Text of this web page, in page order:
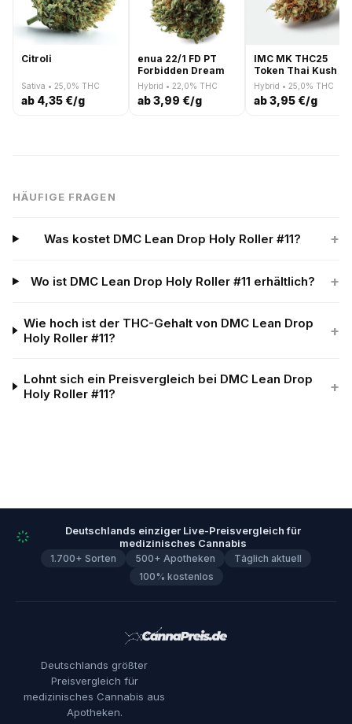
Citroli
Sativa • 25,0% THC
ab 4,35 €/g
enua 22/1 FD PT
Forbidden Dream
Hybrid • 22,0% THC
ab 3,99 €/g
IMC MK THC25
Token Thai Kush
Hybrid • 25,0% THC
ab 3,95 €/g
HÄUFIGE FRAGEN
Was kostet DMC Lean Drop Holy Roller #11? +
Wo ist DMC Lean Drop Holy Roller #11 erhältlich? +
Wie hoch ist der THC-Gehalt von DMC Lean Drop
Holy Roller #11?
+
Lohnt sich ein Preisvergleich bei DMC Lean Drop
Holy Roller #11?
+
Deutschlands einziger Live-Preisvergleich für
medizinisches Cannabis
1.700+ Sorten 500+ Apotheken
Täglich aktuell
100% kostenlos
Deutschlands größter
Preisvergleich für
medizinisches Cannabis aus
Apotheken.